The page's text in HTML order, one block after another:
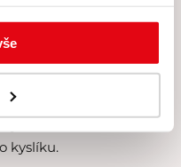
čajových směsí
kávunaší privátní
kyslíku.